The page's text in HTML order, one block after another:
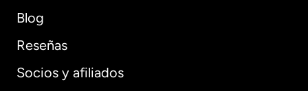
Blog
Reseñas
Socios y afiliados